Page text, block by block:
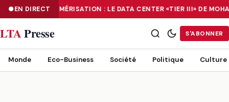
EN DIRECTNUMÉRISATION : LE DATA CENTER «TIER III» DE
NUMÉRISATION : LE DATA CENTER «TIER III» DE MOHAMMADIA, UN
LTAPresse S'ABONNER
Monde Eco-Business Société Politique Culture